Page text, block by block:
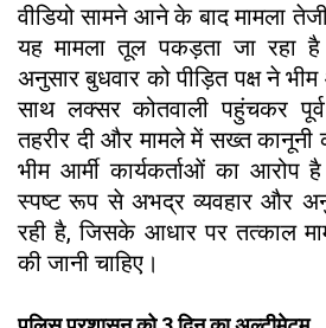
वीडियो सामने आने के बाद मामला
यह मामला तूल पकड़ता जा रहा
अनुसार बुधवार को पीड़ित पक्ष ने
साथ लक्सर कोतवाली पहुंचकर
तहरीर दी और मामले में सख्त कानूनी
भीम आर्मी कार्यकर्ताओं का आरोप
स्पष्ट रूप से अभद्र व्यवहार और
रही है, जिसके आधार पर तत्काल
की जानी चाहिए।